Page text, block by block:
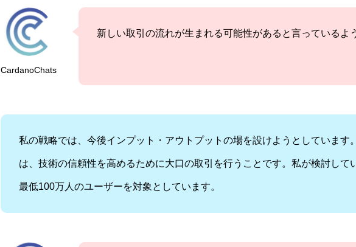
CardanoChats
新しい取引の流れが生まれる可能性があると言っているよ
私の戦略では、今後インプット・アウトプットの場を設けようとしています
は、技術の信頼性を高めるために大口の取引を行うことです。私が検討して
最低100万人のユーザーを対象としています。